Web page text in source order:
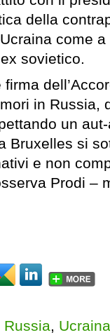
della
come a
sovietico.
in Russia,
un
Bruxelles si
e non
Prodi –
Russia, Ucraina